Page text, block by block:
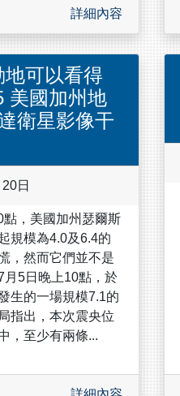
詳細內容
地可以看得
美國加州地
衛星影像干
日
，美國加州瑟爾斯
規模為4.0及6.4的
，然而它們並不是
月5日晚上10點，於
生的一場規模7.1的
指出，本次震央位
，至少有兩條...